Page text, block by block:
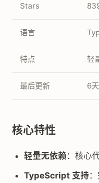
Stars
语言
特点 轻
最后更新 6
核心特性
轻量无依赖 ：核心
TypeScript 支持